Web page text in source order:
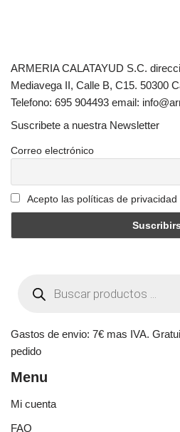
ARMERIA CALATAYUD S.C.
Mediavega II, Calle B, C15. 50300
Telefono: 695 904493 email:
Suscribete a nuestra Newsletter
Correo electrónico
Acepto las políticas de privacidad
Gastos de envio: 7€ mas IVA.
pedido
Menu
Mi cuenta
FAQ